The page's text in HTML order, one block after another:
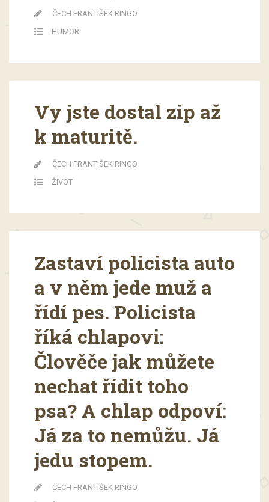
ČECH FRANTIŠEK RINGO
HUMOR
Vy jste dostal zip až
k maturitě.
ČECH FRANTIŠEK RINGO
ŽIVOT
Zastaví policista auto
a v něm jede muž a
řídí pes. Policista
říká chlapovi:
Člověče jak můžete
nechat řídit toho
psa? A chlap odpoví:
Já za to nemůžu. Já
jedu stopem.
ČECH FRANTIŠEK RINGO